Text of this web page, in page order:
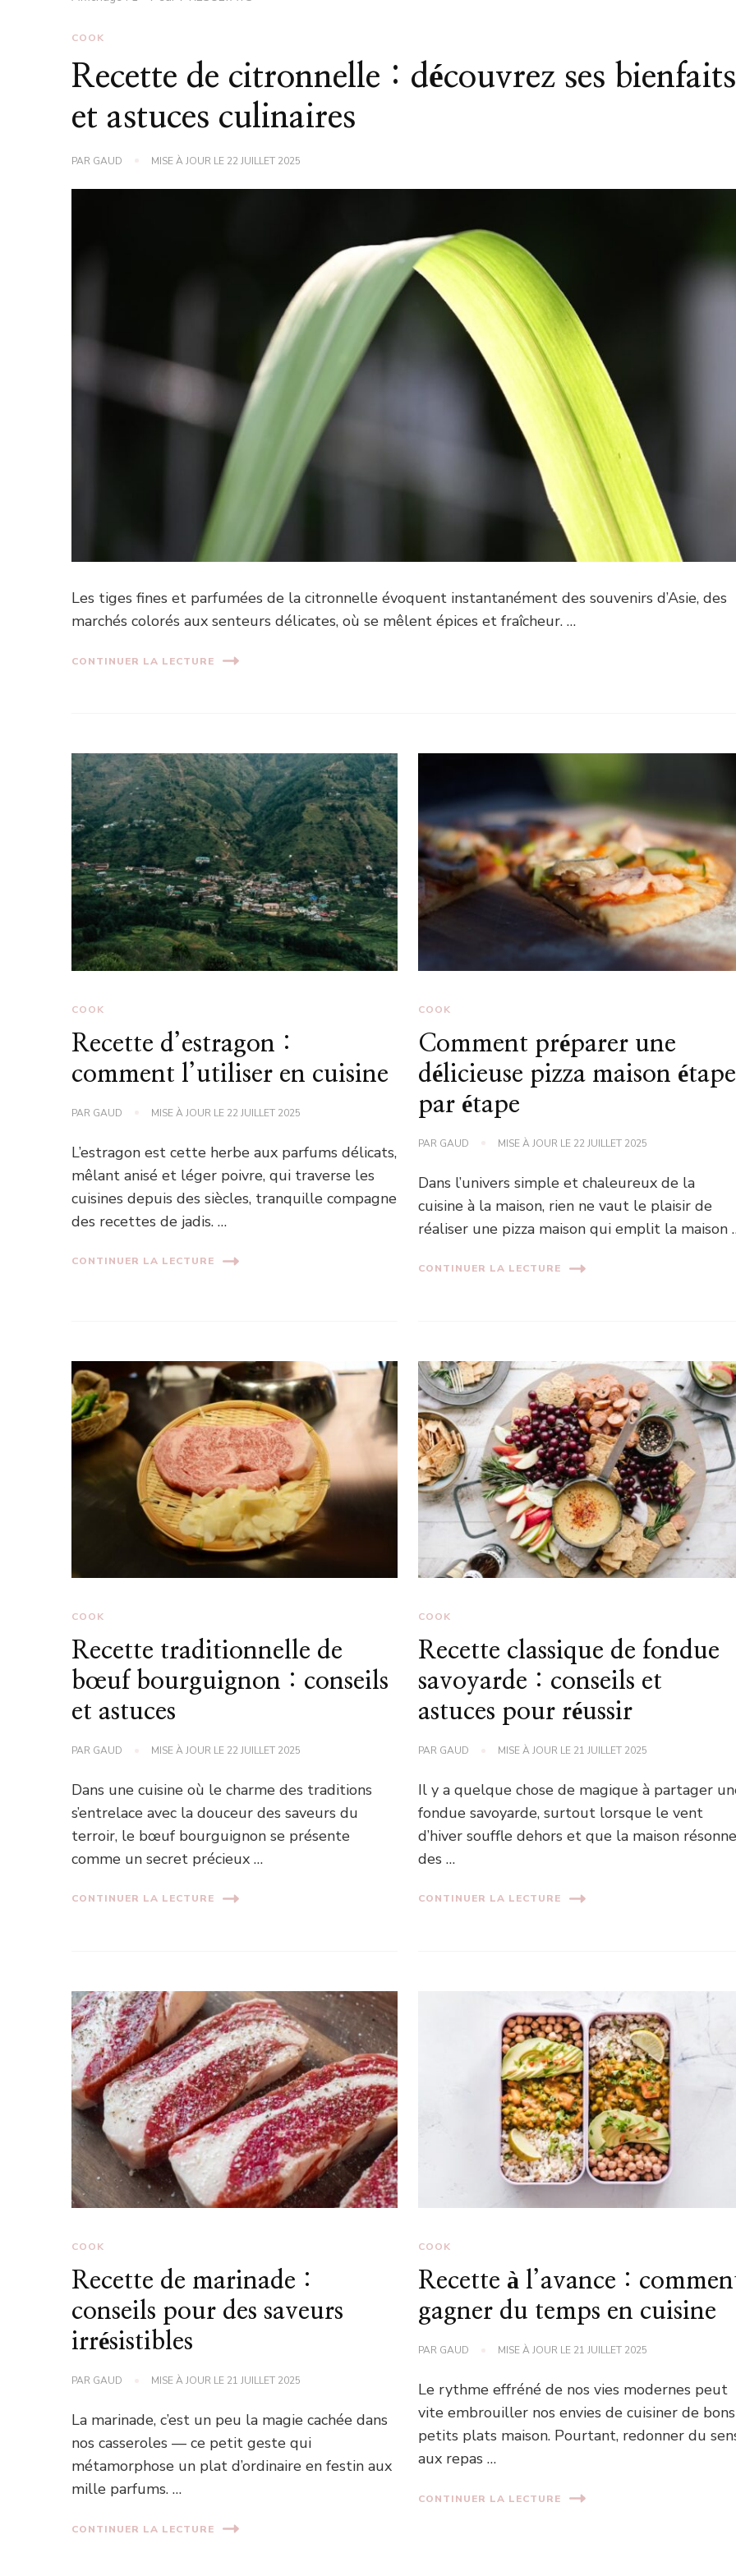
COOK
Recette de citronnelle : découvrez ses bienfaits
et astuces culinaires
PAR GAUD MISE À JOUR LE 22 JUILLET 2025
Les tiges fines et parfumées de la citronnelle évoquent instantanément des souvenirs d’Asie, des
marchés colorés aux senteurs délicates, où se mêlent épices et fraîcheur. …
CONTINUER LA LECTURE
COOK
Recette d’estragon :
comment l’utiliser en cuisine
PAR GAUD MISE À JOUR LE 22 JUILLET 2025
L’estragon est cette herbe aux parfums délicats,
mêlant anisé et léger poivre, qui traverse les
cuisines depuis des siècles, tranquille compagne
des recettes de jadis. …
CONTINUER LA LECTURE
COOK
Comment préparer une
délicieuse pizza maison étape
par étape
PAR GAUD MISE À JOUR LE 22 JUILLET 2025
Dans l’univers simple et chaleureux de la
cuisine à la maison, rien ne vaut le plaisir de
réaliser une pizza maison qui emplit la maison
CONTINUER LA LECTURE
COOK
Recette traditionnelle de
bœuf bourguignon : conseils
et astuces
PAR GAUD MISE À JOUR LE 22 JUILLET 2025
Dans une cuisine où le charme des traditions
s’entrelace avec la douceur des saveurs du
terroir, le bœuf bourguignon se présente
comme un secret précieux …
CONTINUER LA LECTURE
COOK
Recette classique de fondue
savoyarde : conseils et
astuces pour réussir
PAR GAUD MISE À JOUR LE 21 JUILLET 2025
Il y a quelque chose de magique à partager
fondue savoyarde, surtout lorsque le vent
d’hiver souffle dehors et que la maison
des …
CONTINUER LA LECTURE
COOK
Recette de marinade :
conseils pour des saveurs
irrésistibles
PAR GAUD MISE À JOUR LE 21 JUILLET 2025
La marinade, c’est un peu la magie cachée dans
nos casseroles — ce petit geste qui
métamorphose un plat d’ordinaire en festin aux
mille parfums. …
CONTINUER LA LECTURE
COOK
Recette à l’avance :
gagner du temps en cuisine
PAR GAUD MISE À JOUR LE 21 JUILLET 2025
Le rythme effréné de nos vies modernes peut
vite embrouiller nos envies de cuisiner de bons
petits plats maison. Pourtant, redonner du
aux repas …
CONTINUER LA LECTURE